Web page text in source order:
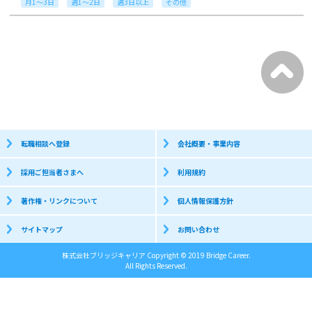
転職相談へ登録 会社概要・事業内容
採用ご担当者さまへ 利用規約
著作権・リンクについて 個人情報保護方針
サイトマップ お問い合わせ
株式会社ブリッジキャリア Copyright © 2019 Bridge Career.
All Rights Reserved.